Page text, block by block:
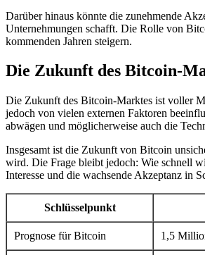
Darüber hinaus könnte die zunehmende
Unternehmungen schafft. Die Rolle von
kommenden Jahren steigern.
Die Zukunft des Bitcoin-
Die Zukunft des Bitcoin-Marktes ist voller
jedoch von vielen externen Faktoren
abwägen und möglicherweise auch die
Insgesamt ist die Zukunft von Bitcoin
wird. Die Frage bleibt jedoch: Wie schnell
Interesse und die wachsende Akzeptanz in
Schlüsselpunkt
Prognose für Bitcoin 1,5